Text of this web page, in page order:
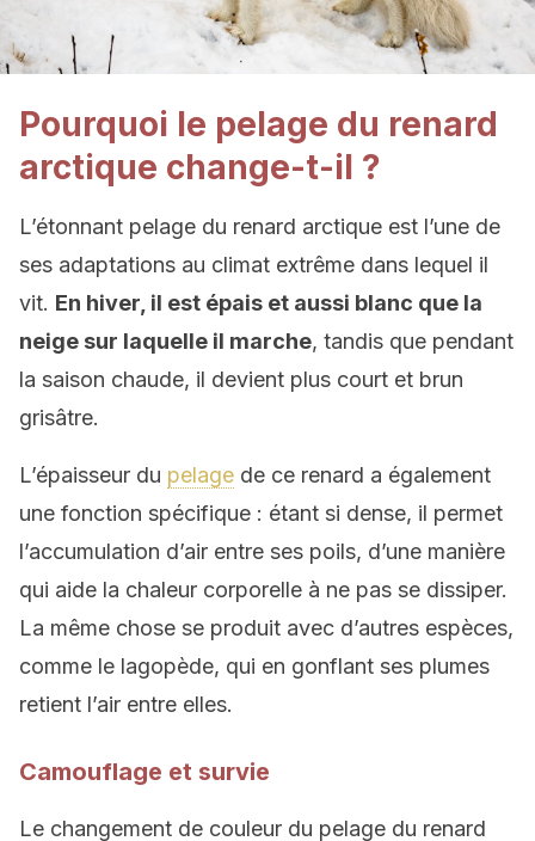
Pourquoi le pelage du renard
arctique change-t-il ?
L’étonnant pelage du renard arctique est l’une de
ses adaptations au climat extrême dans lequel il
vit. En hiver, il est épais et aussi blanc que la
neige sur laquelle il marche, tandis que pendant
la saison chaude, il devient plus court et brun
grisâtre.
L’épaisseur du pelage de ce renard a également
une fonction spécifique : étant si dense, il permet
l’accumulation d’air entre ses poils, d’une manière
qui aide la chaleur corporelle à ne pas se dissiper.
La même chose se produit avec d’autres espèces,
comme le lagopède, qui en gonflant ses plumes
retient l’air entre elles.
Camouflage et survie
Le changement de couleur du pelage du renard